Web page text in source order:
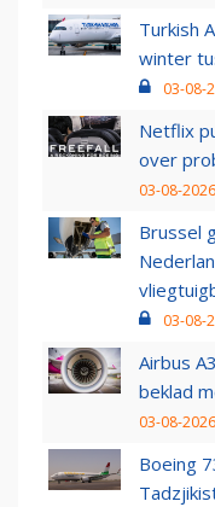
Turkish
winter
03-08-
Netflix
over
03-08-
Brussel
03-08-
Airbus
beklad
03-08-
Boeing